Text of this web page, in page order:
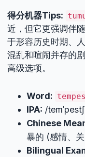
得分机器Tips:
近，但它更强调伴
于形容历史时期、
混乱和喧闹并存的
高级选项。
Word:
IPA: /
Chinese
暴的 (感情、
Bilingual